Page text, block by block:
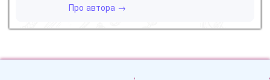
Про автора →